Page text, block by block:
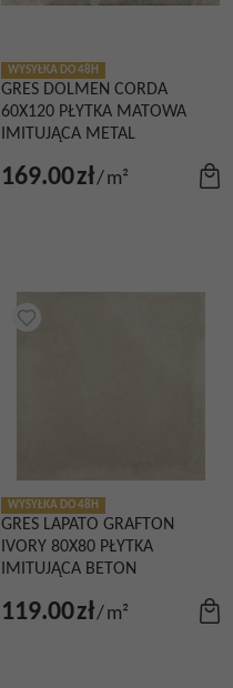
WYSYŁKA DO 48H
GRES DOLMEN CORDA
60X120 PŁYTKA MATOWA
IMITUJĄCA METAL
169.00zł/m²
WYSYŁKA DO 48H
GRES LAPATO GRAFTON
IVORY 80X80 PŁYTKA
IMITUJĄCA BETON
119.00zł/m²